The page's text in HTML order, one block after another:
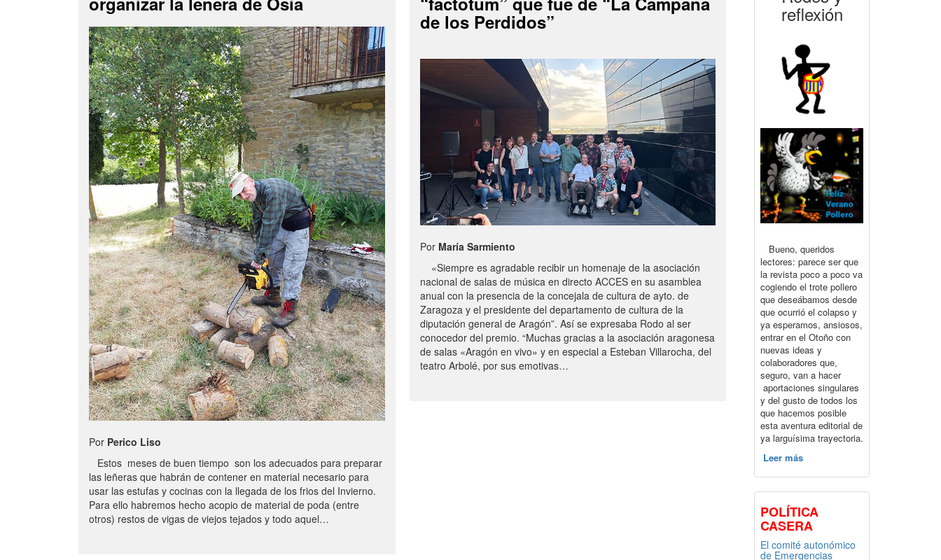
Por Perico Liso
Estos meses de buen tiempo son los adecuados para preparar
las leñeras que habrán de contener en material necesario para
usar las estufas y cocinas con la llegada de los frios del Invierno.
Para ello habremos hecho acopio de material de poda (entre
otros) restos de vigas de viejos tejados y todo aquel…
de los Perdidos”
Por María Sarmiento
«Siempre es agradable recibir un homenaje de la asociación
nacional de salas de música en directo ACCES en su asamblea
anual con la presencia de la concejala de cultura de ayto. de
Zaragoza y el presidente del departamento de cultura de la
diputación general de Aragón”. Así se expresaba Rodo al ser
conocedor del premio. “Muchas gracias a la asociación aragonesa
de salas «Aragón en vivo» y en especial a Esteban Villarocha, del
teatro Arbolé, por sus emotivas…
reflexión
Bueno, queridos
lectores: parece ser que
la revista poco a poco va
cogiendo el trote pollero
que deseábamos desde
que ocurrió el colapso y
ya esperamos, ansiosos,
entrar en el Otoño con
nuevas ideas y
colaboradores que,
seguro, van a hacer
aportaciones singulares
y del gusto de todos los
que hacemos posible
esta aventura editorial de
ya larguísima trayectoria.
Leer más
POLÍTICA
CASERA
El comité autonómico
de Emergencias